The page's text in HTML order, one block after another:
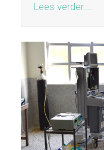
Lees verder....